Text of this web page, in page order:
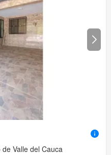
Valle del Cauca